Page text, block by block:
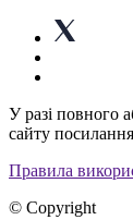
У разі повного
сайту
Правила
© Copyright